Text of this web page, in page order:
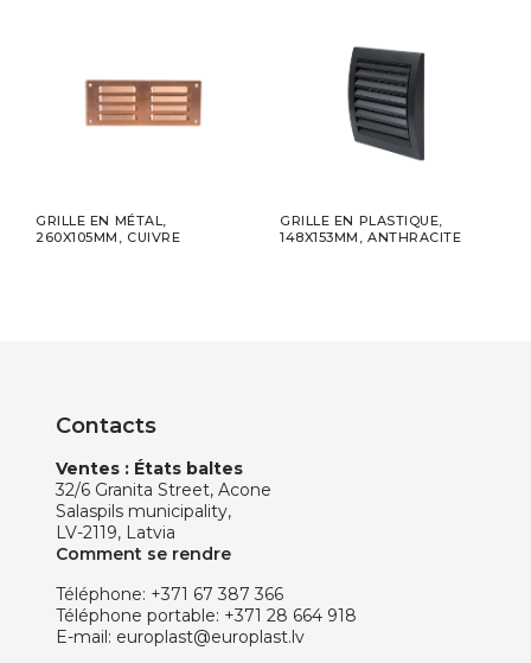
GRILLE EN MÉTAL,
260X105MM, CUIVRE
GRILLE EN PLASTIQUE,
148X153MM, ANTHRACITE
Contacts
Ventes : États baltes
32/6 Granita Street, Acone
Salaspils municipality,
LV-2119, Latvia
Comment se rendre
Téléphone: +371 67 387 366
Téléphone portable: +371 28 664 918
E-mail: europlast@europlast.lv